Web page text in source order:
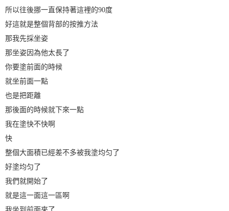
所以往後挪一直保持著這裡的90度
好這就是整個背部的按推方法
那我先採坐姿
那坐姿因為他太長了
你要塗前面的時候
就坐前面一點
也是把距離
那後面的時候就下來一點
我在塗快不快啊
快
整個大面積已經差不多被我塗均匀了
好塗均匀了
我們就開始了
就是這一面這一區啊